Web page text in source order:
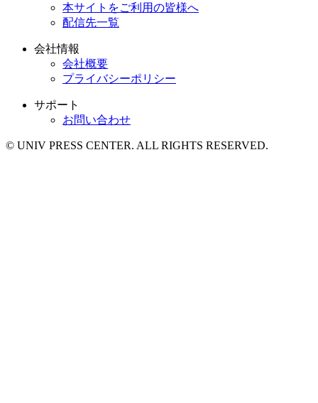
本サイトをご利用の皆様へ
配信先一覧
会社情報
会社概要
プライバシーポリシー
サポート
お問い合わせ
© UNIV PRESS CENTER. ALL RIGHTS RESERVED.